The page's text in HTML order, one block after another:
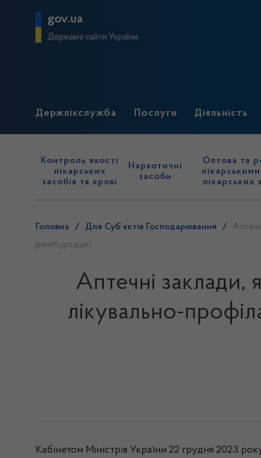
gov.ua
Державні сайти України
Держлікслужба Послуги Діяльність
Контроль якості
лікарських
засобів та крові
Наркотичні
засоби
Оптова та
лікарських
Головна / Для Суб’єктів Господарювання /
реімбурсацію
Аптечні заклади,
лікувально-
Кабінетом Міністрів України 22 грудня 2023